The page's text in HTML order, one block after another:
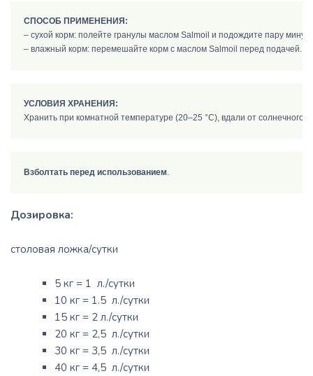
СПОСОБ ПРИМЕНЕНИЯ:
– сухой корм: полейте гранулы маслом Salmoil и подождите пару минут,
– влажный корм: перемешайте корм с маслом Salmoil перед подачей.
УСЛОВИЯ ХРАНЕНИЯ:
Взболтать перед использованием
Дозировка:
столовая ложка/сутки
5 кг = 1 л./сутки
10 кг = 1.5 л./сутки
15 кг = 2 л./сутки
20 кг = 2,5 л./сутки
30 кг = 3,5 л./сутки
40 кг = 4,5 л./сутки